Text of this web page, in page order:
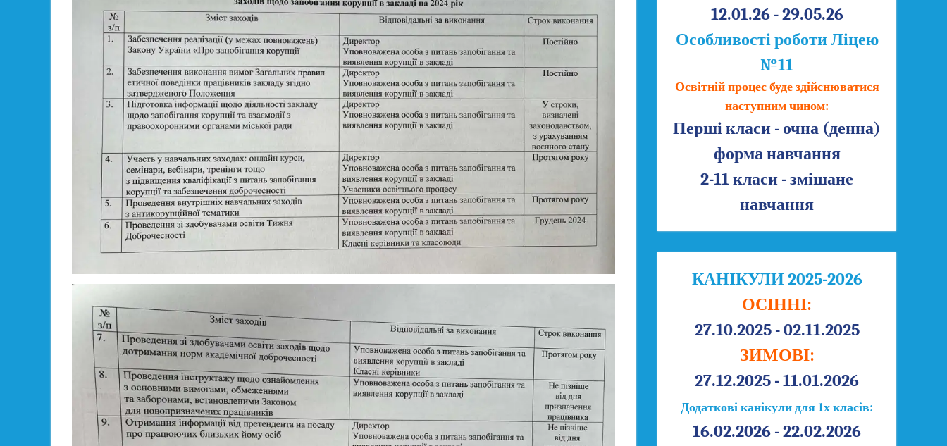
12.01.26 - 29.05.26
Особливості роботи Ліцею
№11
Освітній процес буде здійснюватися
наступним чином:
Перші класи - очна (денна)
форма навчання
2-11 класи - змішане
навчання
КАНІКУЛИ 2025-2026
ОСІННІ:
27.10.2025 - 02.11.2025
ЗИМОВІ:
27.12.2025 - 11.01.2026
Додаткові канікули для 1х класів:
16.02.2026 - 22.02.2026